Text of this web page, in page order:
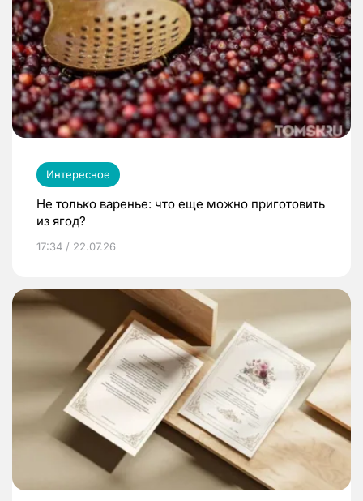
Интересное
Не только варенье: что еще можно приготовить
из ягод?
17:34 / 22.07.26